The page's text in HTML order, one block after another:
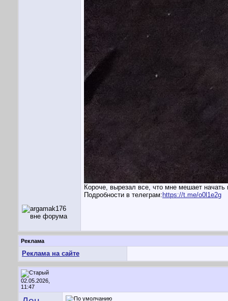
Короче, вырезал все, что мне мешает
Подробности в телеграм: https://t.me/o0l1e2g
Реклама
Реклама на сайте
02.05.2026,
11:47